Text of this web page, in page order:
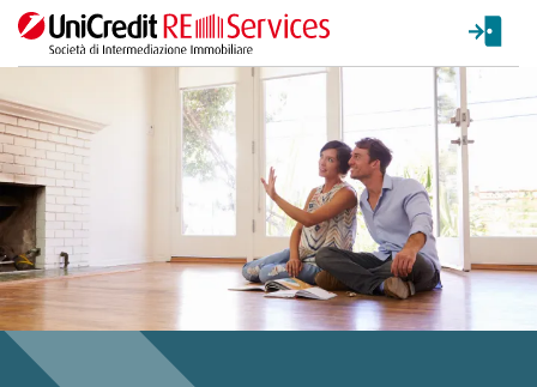
La ricerca verrà inviata automaticamente alla selezione delle